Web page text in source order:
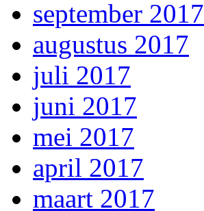
september 2017
augustus 2017
juli 2017
juni 2017
mei 2017
april 2017
maart 2017